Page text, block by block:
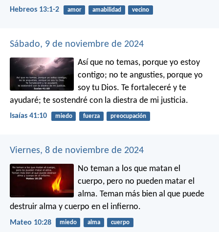
Hebreos 13:1-2 amor amabilidad vecino
Sábado, 9 de noviembre de 2024
Así que no temas, porque yo estoy
contigo; no te angusties, porque yo
soy tu Dios. Te fortaleceré y te
ayudaré; te sostendré con la diestra de mi justicia.
Isaías 41:10 miedo fuerza preocupación
Viernes, 8 de noviembre de 2024
No teman a los que matan el
cuerpo, pero no pueden matar el
alma. Teman más bien al que puede
destruir alma y cuerpo en el infierno.
Mateo 10:28 miedo alma cuerpo